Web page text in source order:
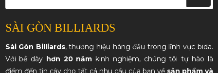
SÀI GÒN BILLIARDS
Sài Gòn Billiards, thương hiệu hàng đầu trong lĩnh vực bida.
Với bề dày hơn 20 năm kinh nghiệm, chúng tôi tự hào là
điểm đến tin cậy cho tất cả nhu cầu của bạn về sản phẩm và